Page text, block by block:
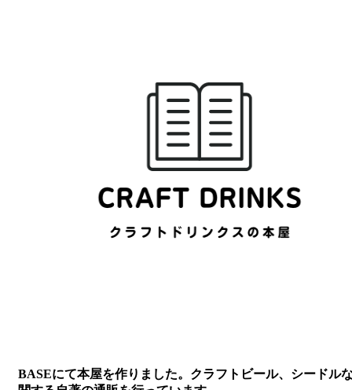
BASEにて本屋を作りました。クラフトビール、シードル